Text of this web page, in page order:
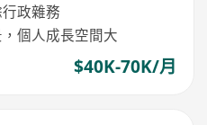
政雜務
個人成長空間大
$40K-70K/月